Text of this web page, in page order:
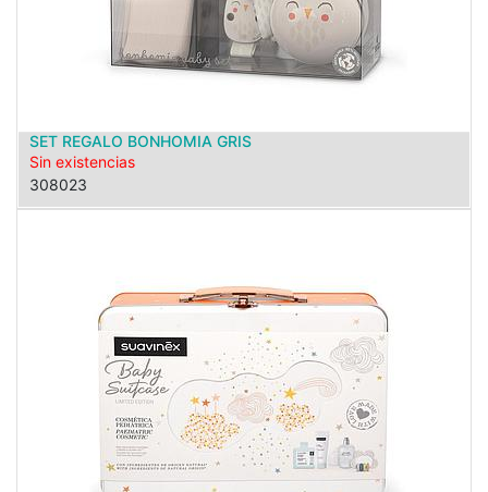
SET REGALO BONHOMIA GRIS
Sin existencias
308023